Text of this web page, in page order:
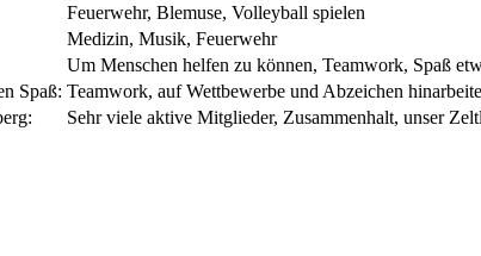
Feuerwehr, Blemuse, Volleyball spielen
Medizin, Musik, Feuerwehr
Um Menschen helfen zu können, Teamwork, Spaß
Spaß: Teamwork, auf Wettbewerbe und Abzeichen
Sehr viele aktive Mitglieder, Zusammenhalt, unser